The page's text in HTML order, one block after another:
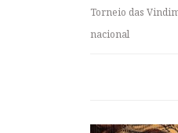
Torneio das
nacional